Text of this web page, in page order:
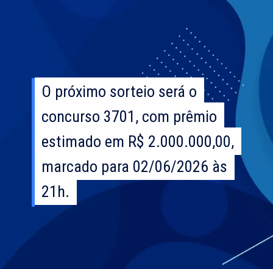
O próximo sorteio será o
concurso 3701, com prêmio
estimado em R$ 2.000.000,00,
marcado para 02/06/2026 às
21h.
O próximo sorteio será o
concurso 3701, com prêmio
estimado em R$ 2.000.000,00,
marcado para 02/06/2026 às
21h.